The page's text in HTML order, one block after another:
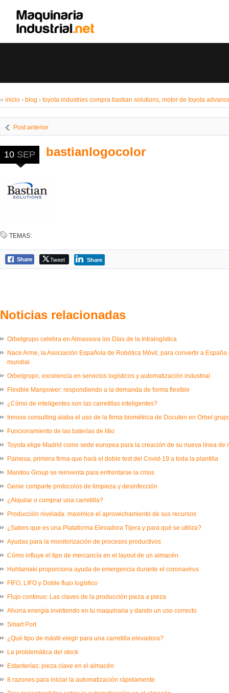
» inicio › blog › toyota industries compra bastian solutions, motor de toyota
Post anterior
bastianlogocolor
10 SEP
TEMAS:
Share Tweet Share
Noticias relacionadas
Orbelgrupo celebra en Almassora los Días de la Intralogística
Nace Arme, la Asociación Española de Robótica Móvil, para convertir a
mundial
Orbelgrupo, excelencia en servicios logísticos y automatización industrial
Flexible Manpower: respondiendo a la demanda de forma flexible
¿Cómo de inteligentes son las carretillas inteligentes?
Innova consulting alaba el uso de la firma biométrica de Docuten en Orbel
Funcionamiento de las baterías de litio
Toyota elige Madrid como sede europea para la creación de su nueva línea de
Pamesa, primera firma que hará el doble test del Covid-19 a toda la plantilla
Manitou Group se reinventa para enfrentarse la crisis
Genie comparte protocolos de limpieza y desinfección
¿Alquilar o comprar una carretilla?
Producción nivelada: maximice el aprovechamiento de sus recursos
¿Sabes que es una Plataforma Elevadora Tijera y para qué se utiliza?
Ayudas para la monitorización de procesos productivos
Cómo influye el tipo de mercancía en el layout de un almacén
Huhtamaki proporciona ayuda de emergencia durante el coronavirus
FIFO, LIFO y Doble flujo logístico
Flujo continuo: Las claves de la producción pieza a pieza
Ahorra energía invirtiendo en tu maquinaria y dando un uso correcto
Smart Port
¿Qué tipo de mástil elegir para una carretilla elevadora?
La problemática del stock
Estanterías: pieza clave en el almacén
8 razones para iniciar la automatización rápidamente